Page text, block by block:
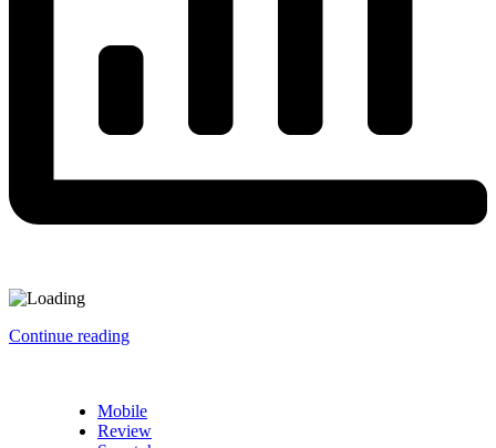
Continue reading
Mobile
Review